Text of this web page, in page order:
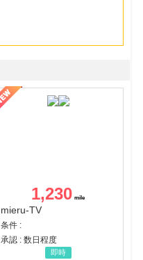
1,230
mieru-TV
条件 :
承認 : 数日程度
即時